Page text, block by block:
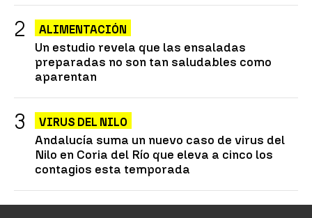
ALIMENTACIÓN
Un estudio revela que las ensaladas
preparadas no son tan saludables como
aparentan
VIRUS DEL NILO
Andalucía suma un nuevo caso de virus del
Nilo en Coria del Río que eleva a cinco los
contagios esta temporada